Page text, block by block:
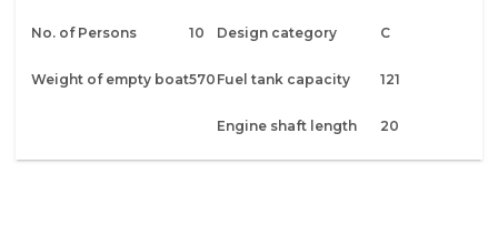
No. of Persons 10 Design category C
Weight of empty boat570 Fuel tank capacity 121
Engine shaft length 20